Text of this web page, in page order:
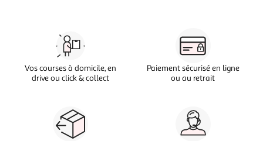
Vos courses à domicile, en
drive ou click & collect
Paiement sécurisé en ligne
ou au retrait